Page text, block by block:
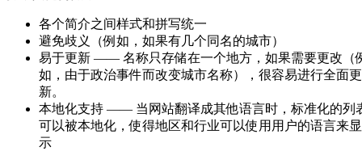
各个简介之间样式和拼写统一
避免歧义（例如，如果有几个同名的城市）
易于更新 —— 名称只存储在一个地方，如果需要更改（
如，由于政治事件而改变城市名称），很容易进行全面更
新。
本地化支持 —— 当网站翻译成其他语言时，标准化的列
可以被本地化，使得地区和行业可以使用用户的语言来显
示